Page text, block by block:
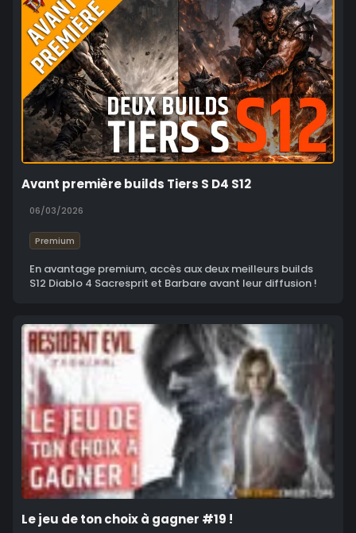
Avant première builds Tiers S D4 S12
06/03/2026
Premium
En avantage premium, accès aux deux meilleurs builds
S12 Diablo 4 Sacresprit et Barbare avant leur diffusion !
Le jeu de ton choix à gagner #19 !